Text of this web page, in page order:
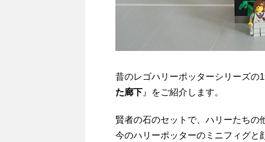
昔のレゴハリーポッターシリーズの
た廊下 』をご紹介します。
賢者の石のセットで、ハリーたちの
今のハリーポッターのミニフィグと